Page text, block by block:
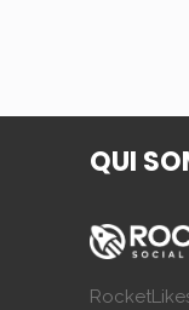
QUI